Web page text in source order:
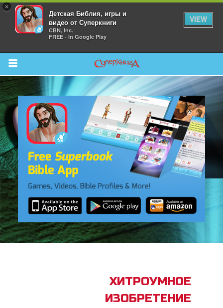
×
Детская Библия, игры и
видео от Суперкниги
CBN, Inc.
FREE - In Google Play
VIEW
Return to Content
Bible App
ХИТРОУМНОЕ
ИЗОБРЕТЕНИЕ